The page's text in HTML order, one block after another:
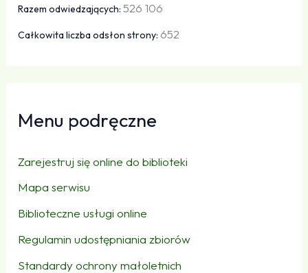
Razem odwiedzających:526 106
Całkowita liczba odsłon strony: 652
Menu podręczne
Zarejestruj się online do biblioteki
Mapa serwisu
Biblioteczne usługi online
Regulamin udostępniania zbiorów
Standardy ochrony małoletnich